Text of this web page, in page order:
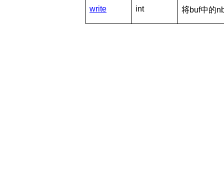
write int 将buf中的